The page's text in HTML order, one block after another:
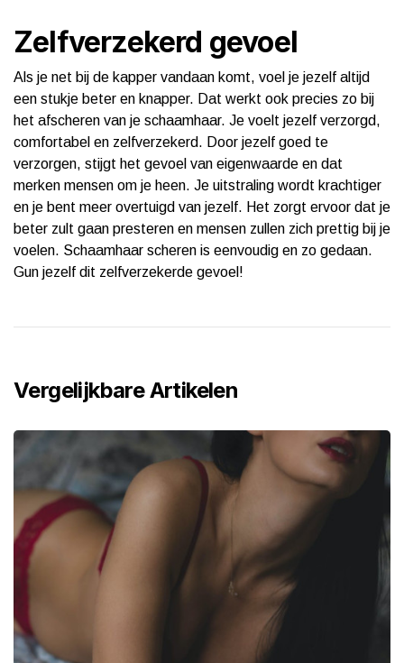
Zelfverzekerd gevoel
Als je net bij de kapper vandaan komt, voel je jezelf altijd
een stukje beter en knapper. Dat werkt ook precies zo bij
het afscheren van je schaamhaar. Je voelt jezelf verzorgd,
comfortabel en zelfverzekerd. Door jezelf goed te
verzorgen, stijgt het gevoel van eigenwaarde en dat
merken mensen om je heen. Je uitstraling wordt krachtiger
en je bent meer overtuigd van jezelf. Het zorgt ervoor dat je
beter zult gaan presteren en mensen zullen zich prettig bij je
voelen. Schaamhaar scheren is eenvoudig en zo gedaan.
Gun jezelf dit zelfverzekerde gevoel!
Vergelijkbare Artikelen